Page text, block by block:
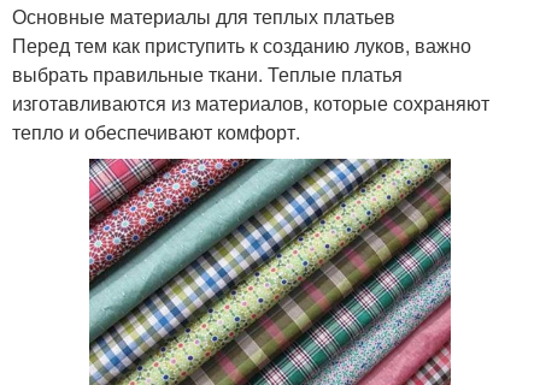
Основные материалы для теплых платьев
Перед тем как приступить к созданию луков, важно
выбрать правильные ткани. Теплые платья
изготавливаются из материалов, которые сохраняют
тепло и обеспечивают комфорт.